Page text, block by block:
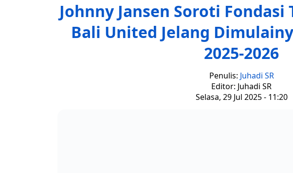
Johnny Jansen Soroti
Bali United Jelang
2025-2026
Penulis: Juhadi SR
Editor: Juhadi SR
Selasa, 29 Jul 2025 - 11:20